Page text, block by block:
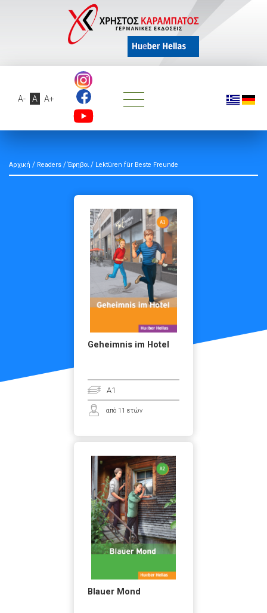
A- A A+
Αρχική / Readers / Έφηβοι / Lektüren für Beste Freunde
Geheimnis im Hotel
A1
από 11 ετών
Blauer Mond